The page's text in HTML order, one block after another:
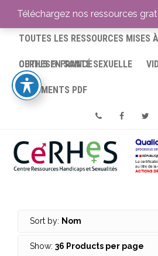
ACCUEIL
TOUTES LES RESSOURCES MISES
CERHES® FRANCE
OUTILS EN SANTÉ SEXUELLE
DOCUMENTS PDF
PhoneFacebook
Sort by: Nom
Show: 36 Products per page
Téléchargez nos ressources